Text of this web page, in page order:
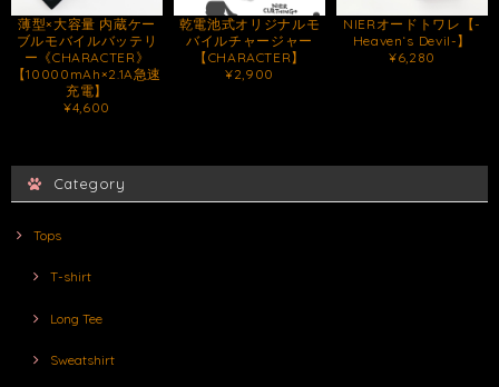
薄型×大容量 内蔵ケー
ブルモバイルバッテリ
ー《CHARACTER》
【10000mAh×2.1A急速
充電】
¥4,600
乾電池式オリジナルモ
バイルチャージャー
【CHARACTER】
¥2,900
NIERオードトワレ【-
Heaven‘s Devil-】
¥6,280
Category
Tops
T-shirt
Long Tee
Sweatshirt